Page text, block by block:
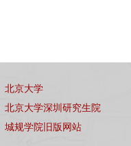
北京大学
北京大学深圳研究生院
城规学院旧版网站